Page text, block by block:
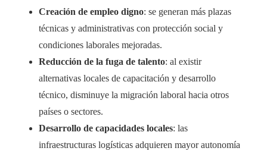
Creación de empleo digno: se generan más plazas
técnicas y administrativas con protección social y
condiciones laborales mejoradas.
Reducción de la fuga de talento: al existir
alternativas locales de capacitación y desarrollo
técnico, disminuye la migración laboral hacia otros
países o sectores.
Desarrollo de capacidades locales: las
infraestructuras logísticas adquieren mayor autonomía